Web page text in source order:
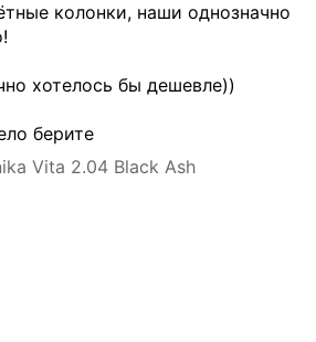
колонки, наши однозначно
хотелось бы дешевле))
берите
Vita 2.04 Black Ash